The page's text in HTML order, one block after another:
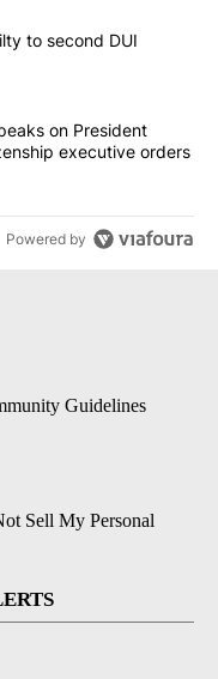
articles in the last
not guilty to second
to second DUI
lawyer speaks on
on President
executive orders
Powered by
Guidelines
Sell My Personal